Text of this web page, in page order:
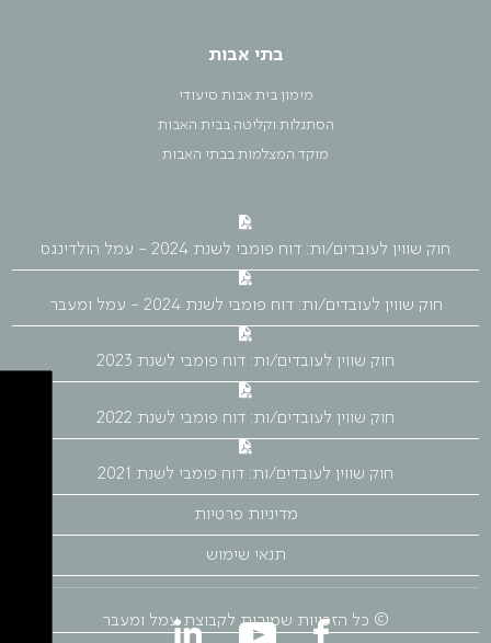
בתי אבות
מימון בית אבות סיעודי
הסתגלות וקליטה בבית האבות
מוקד המצלמות בבתי האבות
חוק שווין לעובדים/ות: דוח פומבי לשנת 2024 - עמל הולדינגס
חוק שווין לעובדים/ות: דוח פומבי לשנת 2024 - עמל ומעבר
חוק שווין לעובדים/ות: דוח פומבי לשנת 2023
חוק שווין לעובדים/ות: דוח פומבי לשנת 2022
חוק שווין לעובדים/ות: דוח פומבי לשנת 2021
מדיניות פרטיות
תנאי שימוש
© כל הזכויות שמורות לקבוצת עמל ומעבר